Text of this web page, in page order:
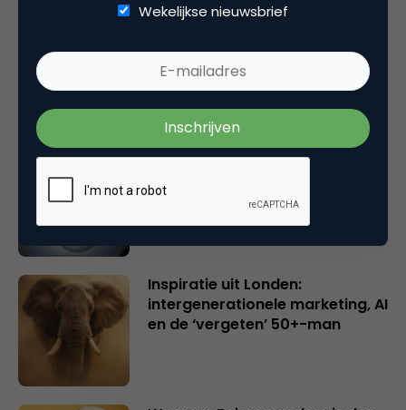
Rebel with or without a cause?
en merkeigenaren
Creatieve sector als aanjager
verbinder van industrieën
Inspiratie uit Londen:
intergenerationele marketing, AI
en de ‘vergeten’ 50+-man
Wekelijkse nieuwsbrief